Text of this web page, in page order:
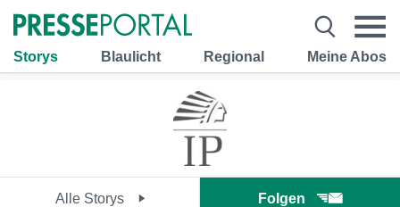
Storys Blaulicht Regional Meine Abos
Alle Storys Folgen